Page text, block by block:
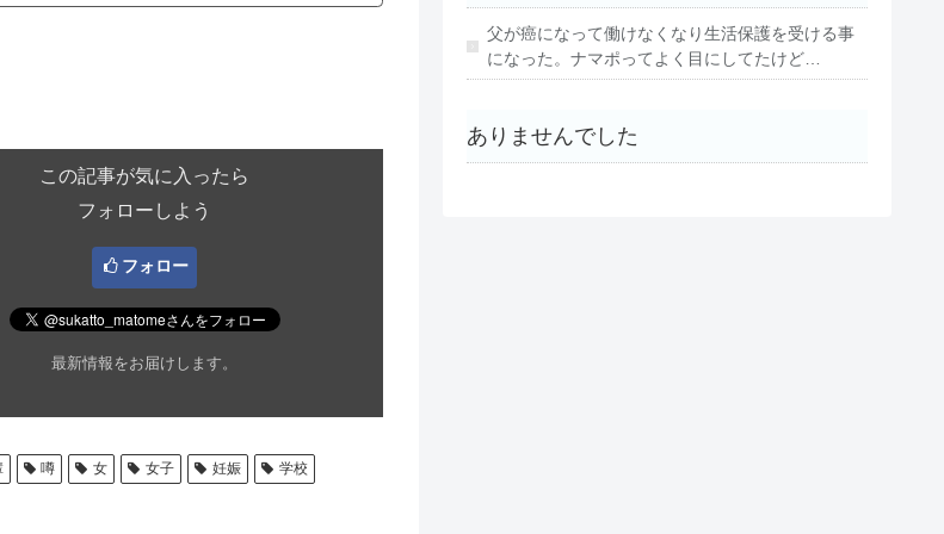
この記事が気に入ったら
フォローしよう
フォロー
最新情報をお届けします。
噂 女 女子 妊娠 学校
父が癌になって働けなくなり生活保護を受ける事
になった。ナマポってよく目にしてたけど…
ありませんでした